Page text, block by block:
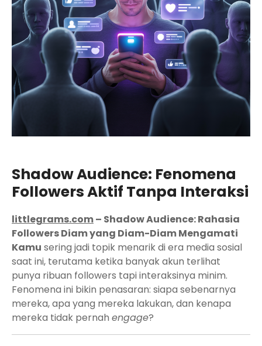
Shadow Audience: Fenomena
Followers Aktif Tanpa Interaksi
littlegrams.com– Shadow Audience: Rahasia
Followers Diam yang Diam-Diam Mengamati
Kamu sering jadi topik menarik di era media sosial
saat ini, terutama ketika banyak akun terlihat
punya ribuan followers tapi interaksinya minim.
Fenomena ini bikin penasaran: siapa sebenarnya
mereka, apa yang mereka lakukan, dan kenapa
mereka tidak pernah engage?